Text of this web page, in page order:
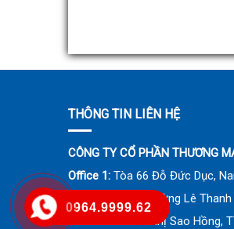
THÔNG TIN LIÊN HỆ
CÔNG TY CỔ PHẦN THƯƠNG
Office 1: Tòa 66 Đỗ Đức Dục,
Số 24 Đường Lê
Khu đô thị Sao Hồng,
0964.9999.62